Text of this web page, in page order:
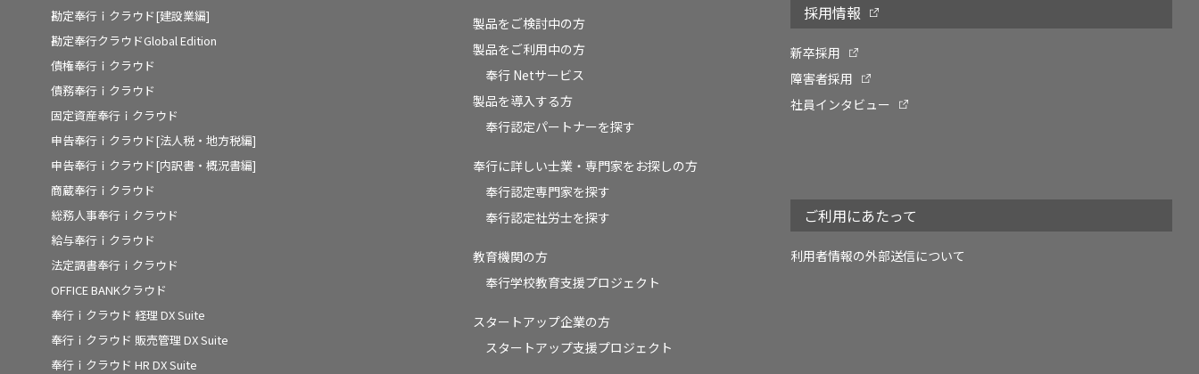
勘定奉行ｉクラウド[建設業編]
勘定奉行クラウドGlobal Edition
債権奉行ｉクラウド
債務奉行ｉクラウド
固定資産奉行ｉクラウド
申告奉行ｉクラウド[法人税・地方税編]
申告奉行ｉクラウド[内訳書・概況書編]
商蔵奉行ｉクラウド
総務人事奉行ｉクラウド
給与奉行ｉクラウド
法定調書奉行ｉクラウド
OFFICE BANKクラウド
奉行ｉクラウド 経理 DX Suite
奉行ｉクラウド 販売管理 DX Suite
奉行ｉクラウド HR DX Suite
製品をご検討中の方
製品をご利用中の方
奉行 Netサービス
製品を導入する方
奉行認定パートナーを探す
奉行に詳しい士業・専門家をお探しの方
奉行認定専門家を探す
奉行認定社労士を探す
教育機関の方
奉⾏学校教育⽀援プロジェクト
スタートアップ企業の方
スタートアップ支援プロジェクト
採用情報
新卒採用
障害者採用
社員インタビュー
ご利用にあたって
利用者情報の外部送信について